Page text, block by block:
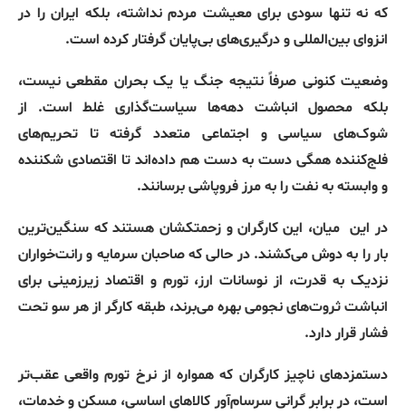
که نه تنها سودی برای معیشت مردم نداشته، بلکه ایران را در
انزوای بین‌المللی و درگیری‌های بی‌پایان گرفتار کرده است.
وضعیت کنونی صرفاً نتیجه جنگ یا یک بحران مقطعی نیست،
بلکه محصول انباشت دهه‌ها سیاست‌گذاری غلط است. از
شوک‌های سیاسی و اجتماعی متعدد گرفته تا تحریم‌های
فلج‌کننده همگی دست به دست هم داده‌اند تا اقتصادی شکننده
و وابسته به نفت را به مرز فروپاشی برسانند.
در این میان، این کارگران و زحمتکشان هستند که سنگین‌ترین
بار را به دوش می‌کشند. در حالی که صاحبان سرمایه و رانت‌خواران
نزدیک به قدرت، از نوسانات ارز، تورم و اقتصاد زیرزمینی برای
انباشت ثروت‌های نجومی بهره می‌برند، طبقه کارگر از هر سو تحت
فشار قرار دارد.
دستمزدهای ناچیز کارگران که همواره از نرخ تورم واقعی عقب‌تر
است، در برابر گرانی سرسام‌آور کالاهای اساسی، مسکن و خدمات،